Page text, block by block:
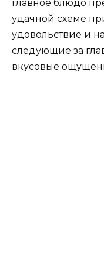
главное блюдо
удачной схеме
удовольствие и
следующие за
вкусовые